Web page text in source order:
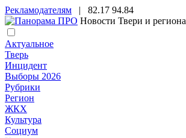
Рекламодателям | 82.17 94.84
Новости Твери и региона
Актуальное
Тверь
Инцидент
Выборы 2026
Рубрики
Регион
ЖКХ
Культура
Социум